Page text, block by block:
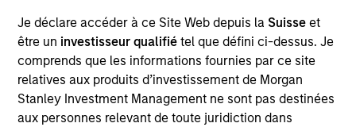
Je déclare accéder à ce Site Web depuis la Suisse et
être un investisseur qualifiétel que défini ci-dessus. Je
comprends que les informations fournies par ce site
relatives aux produits d’investissement de Morgan
Stanley Investment Management ne sont pas destinées
aux personnes relevant de toute juridiction dans
Strategic Purchase
HighQ is a London-based provider of Software-as-a-Service
enterprise software products including secure file sharing,
project management and collaboration tools for
professional service organizations.